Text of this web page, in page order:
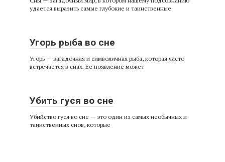
удается выразить самые глубокие и таинственные
Угорь рыба во сне
Угорь — загадочная и символичная рыба, которая часто
встречается в снах. Ее появление может
Убить гуся во сне
Убийство гуся во сне — это один из самых необычных и
таинственных снов, которые